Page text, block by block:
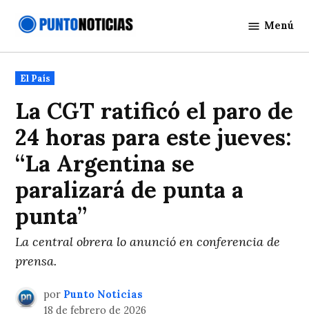
Noticias
Menú
Publicado
en
El País
La CGT ratificó el paro de
24 horas para este jueves:
“La Argentina se
paralizará de punta a
punta”
La central obrera lo anunció en conferencia de
prensa.
por Punto Noticias
18 de febrero de 2026